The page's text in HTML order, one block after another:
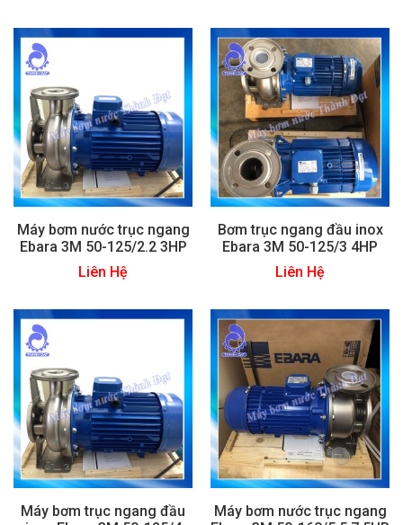
Máy bơm nước trục ngang
Ebara 3M 50-125/2.2 3HP
Liên Hệ
Bơm trục ngang đầu inox
Ebara 3M 50-125/3 4HP
Liên Hệ
Máy bơm trục ngang đầu
Máy bơm nước trục ngang